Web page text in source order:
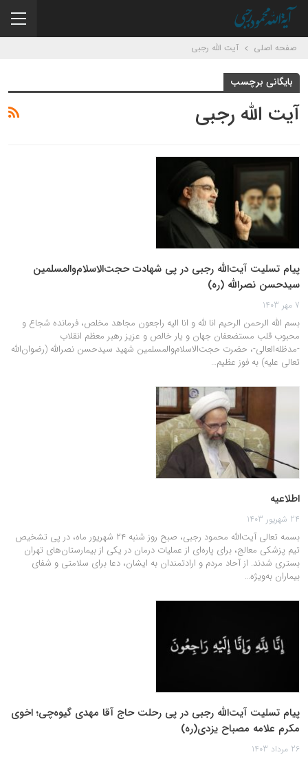
صفحه اصلی آیت الله رجبی
بایگانی برچسب
آیت الله رجبی
پیام تسلیت آیت‌الله رجبی در پی شهادت حجت‌الاسلام‌والمسلمین‌
سیدحسن نصرالله (ره)
7 مهر 1403
بسم الله الرحمن الرحیم انا لله و انا الیه راجعون مجاهد مخلص، فرمانده شجاع و
محبوب قلب مستضعفان جهان و یار خالص و عزیز رهبر معظم انقلاب
-مدظله‌العالی-، حضرت حجت‌الاسلام‌والمسلمین شهید سیدحسن نصرالله (رضوان‌الله
تعالی علیه) به فوز عظیم…
اطلاعیه
24 شهریور 1403
بسمه تعالی آیت‌الله محمود رجبی، صبح روز شنبه ۲۴ شهریور ماه، در پی تشخیص
تیم پزشکی معالج، برای پاره‌ای از عملیات درمان در یکی از بیمارستان‌های تهران
بستری شدند. از آحاد مردم و ارادتمندان به ایشان، دعا برای سلامتی و شفای
بیماران به‌ویژه…
پیام تسلیت آیت‌الله رجبی در پی رحلت حاج آقا مهدی گیوه‌چی؛ اخوی
مکرم علامه مصباح یزدی(ره)
26 مرداد 1403